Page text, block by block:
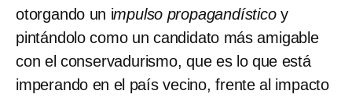
otorgando un impulso propagandísticoy
pintándolo como un candidato más amigable
con el conservadurismo, que es lo que está
imperando en el país vecino, frente al impacto